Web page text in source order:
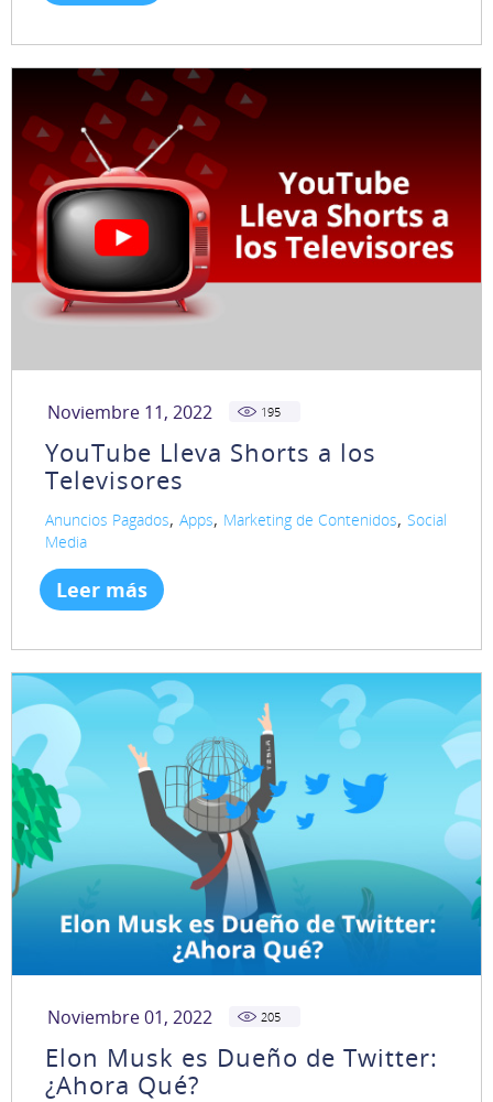
Noviembre 11, 2022 195
YouTube Lleva Shorts a los
Televisores
Anuncios Pagados, Apps, Marketing de Contenidos, Social
Media
Leer más
Noviembre 01, 2022 205
Elon Musk es Dueño de Twitter:
¿Ahora Qué?